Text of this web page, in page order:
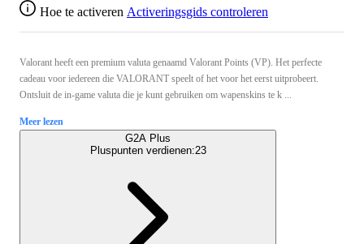
Hoe te activeren Activeringsgids controleren
Valorant heeft een premium valuta genaamd Valorant Points (VP). Het perfecte
cadeau voor iedereen die VALORANT speelt of het voor het eerst uitprobeert.
Ontsluit de in-game valuta die je kunt gebruiken om wapenskins te k ...
Meer lezen
G2A Plus
Pluspunten verdienen:23